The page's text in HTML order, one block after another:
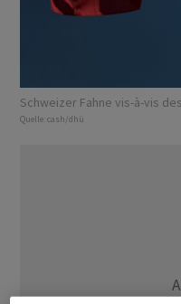
Schweizer Fahne vis-à-vis
Quelle: cash/dhü